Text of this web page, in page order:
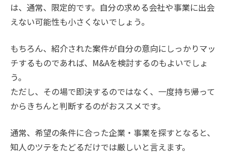
は、通常、限定的です。自分の求める会社や事業に出会
えない可能性も小さくないでしょう。
もちろん、紹介された案件が自分の意向にしっかりマッ
チするものであれば、M&Aを検討するのもよいでしょ
う。
ただし、その場で即決するのではなく、一度持ち帰って
からきちんと判断するのがおススメです。
通常、希望の条件に合った企業・事業を探すとなると、
知人のツテをたどるだけでは厳しいと言えます。